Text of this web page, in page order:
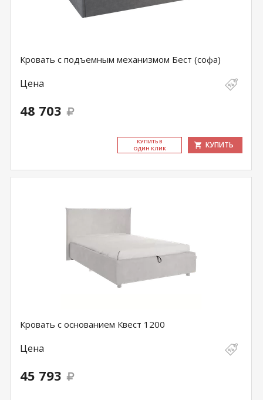
Кровать с подъемным механизмом Бест (софа)
Цена
48 703
КУ­ПИТЬ В
ОДИН КЛИК
КУПИТЬ
Кровать с основанием Квест 1200
Цена
45 793